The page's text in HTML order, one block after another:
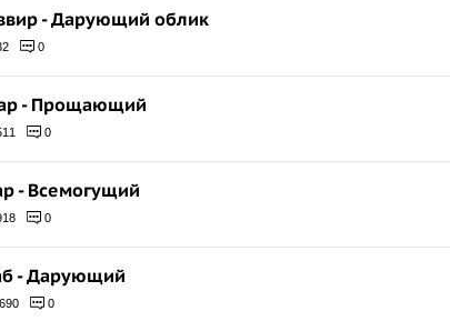
- Дарующий облик
0
- Прощающий
0
- Всемогущий
0
- Дарующий
0